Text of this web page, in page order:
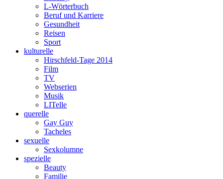
L-Wörterbuch
Beruf und Karriere
Gesundheit
Reisen
Sport
kulturelle
Hirschfeld-Tage 2014
Film
TV
Webserien
Musik
LITelle
querelle
Gay Guy
Tacheles
sexuelle
Sexkolumne
spezielle
Beauty
Familie